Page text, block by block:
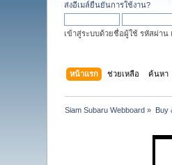
ส่งอีเมล์ยืนยันการใช้งาน?
เข้าสู่ระบบด้วยชื่อผู้ใช้ รหัสผ่าน
หน้าแรก ช่วยเหลือ ค้นหา
Siam Subaru Webboard » Buy